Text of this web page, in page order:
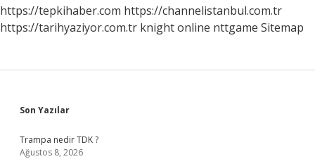
https://tepkihaber.com https://channelistanbul.com.tr
https://tarihyaziyor.com.tr knight online nttgame Sitemap
Sidebar
Son Yazılar
Trampa nedir TDK ?
Ağustos 8, 2026